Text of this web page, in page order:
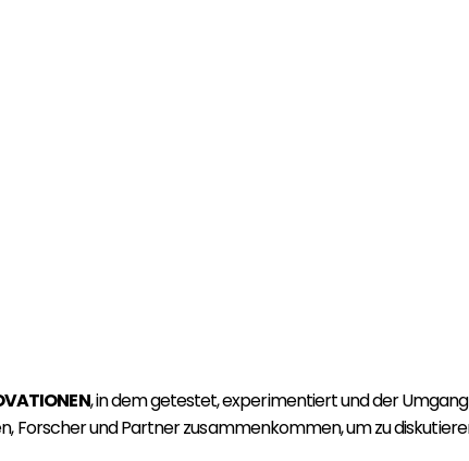
, in dem getestet, experimentiert und der
Forscher und Partner zusammenkommen, um zu